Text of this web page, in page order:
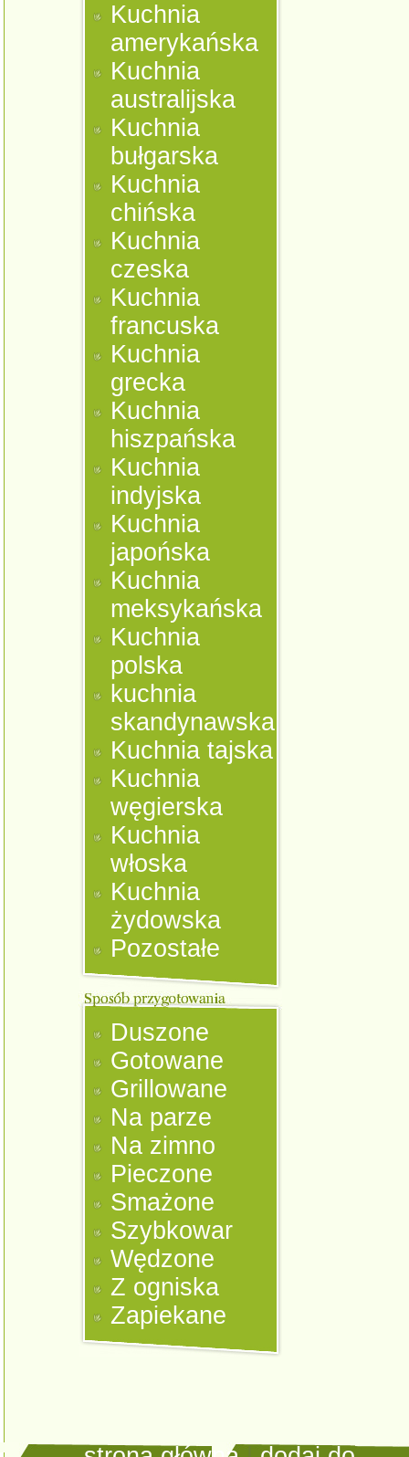
Kuchnia
amerykańska
Kuchnia
australijska
Kuchnia
bułgarska
Kuchnia
chińska
Kuchnia
czeska
Kuchnia
francuska
Kuchnia
grecka
Kuchnia
hiszpańska
Kuchnia
indyjska
Kuchnia
japońska
Kuchnia
meksykańska
Kuchnia
polska
kuchnia
skandynawska
Kuchnia tajska
Kuchnia
węgierska
Kuchnia
włoska
Kuchnia
żydowska
Pozostałe
Duszone
Gotowane
Grillowane
Na parze
Na zimno
Pieczone
Smażone
Szybkowar
Wędzone
Z ogniska
Zapiekane